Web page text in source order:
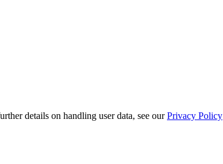
details on handling user data, see ourPrivacy Policy